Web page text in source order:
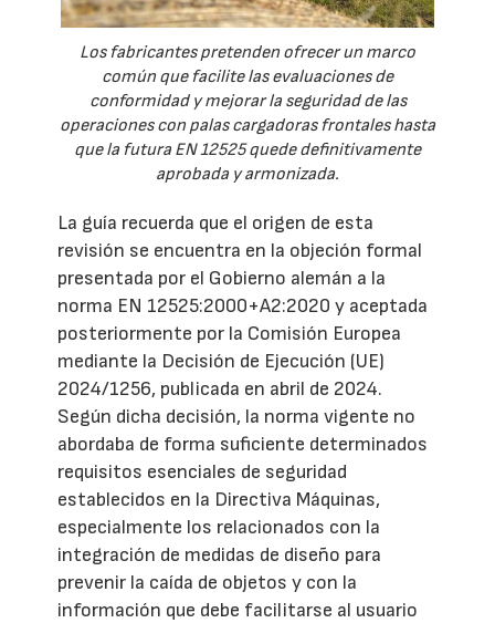
Los fabricantes pretenden ofrecer un marco
común que facilite las evaluaciones de
conformidad y mejorar la seguridad de las
operaciones con palas cargadoras frontales hasta
que la futura EN 12525 quede definitivamente
aprobada y armonizada.
La guía recuerda que el origen de esta
revisión se encuentra en la objeción formal
presentada por el Gobierno alemán a la
norma EN 12525:2000+A2:2020 y aceptada
posteriormente por la Comisión Europea
mediante la Decisión de Ejecución (UE)
2024/1256, publicada en abril de 2024.
Según dicha decisión, la norma vigente no
abordaba de forma suficiente determinados
requisitos esenciales de seguridad
establecidos en la Directiva Máquinas,
especialmente los relacionados con la
integración de medidas de diseño para
prevenir la caída de objetos y con la
información que debe facilitarse al usuario